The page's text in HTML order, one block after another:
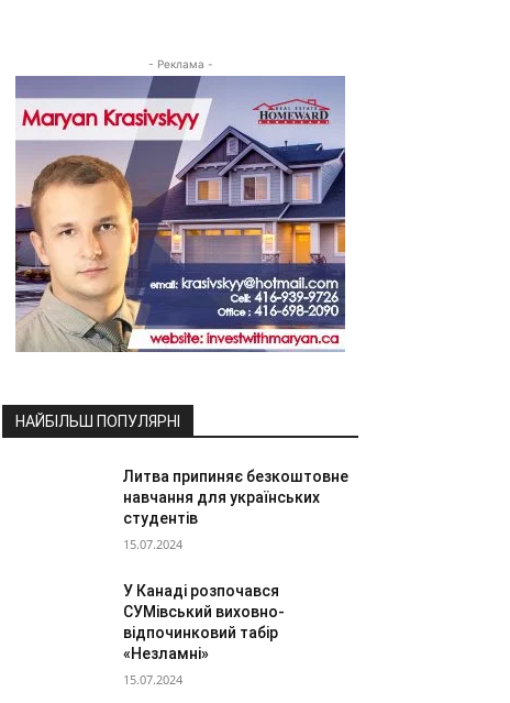
- Реклама -
НАЙБІЛЬШ ПОПУЛЯРНІ
Литва припиняє безкоштовне
навчання для українських
студентів
15.07.2024
У Канаді розпочався
СУМівський виховно-
відпочинковий табір
«Незламні»
15.07.2024